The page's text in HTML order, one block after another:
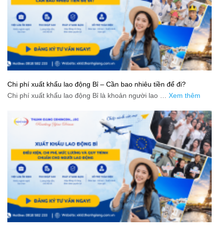
Chi phí xuất khẩu lao động Bỉ – Cần bao nhiêu tiền để đi?
Chi phí xuất khẩu lao động Bỉ là khoản người lao … Xem thêm